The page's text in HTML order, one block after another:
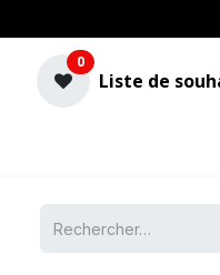
0
Liste de